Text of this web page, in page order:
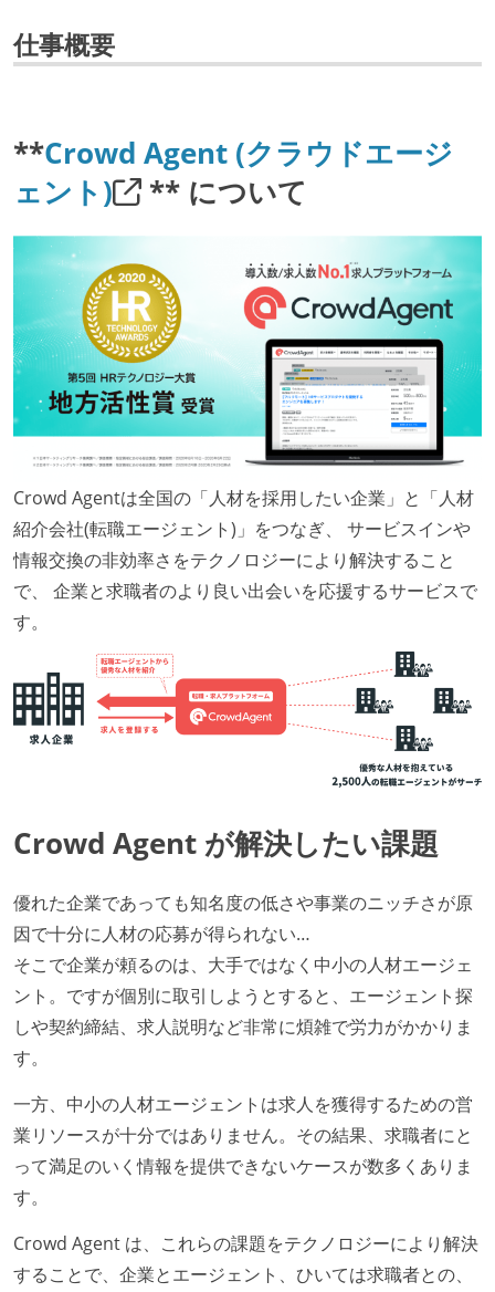
仕事概要
**Crowd Agent (クラウドエージ
ェント)
** について
Crowd Agentは全国の「人材を採用したい企業」と「人材
紹介会社(転職エージェント)」をつなぎ、 サービスインや
情報交換の非効率さをテクノロジーにより解決すること
で、 企業と求職者のより良い出会いを応援するサービスで
す。
Crowd Agent が解決したい課題
優れた企業であっても知名度の低さや事業のニッチさが原
因で十分に人材の応募が得られない…
そこで企業が頼るのは、大手ではなく中小の人材エージェ
ント。ですが個別に取引しようとすると、エージェント探
しや契約締結、求人説明など非常に煩雑で労力がかかりま
す。
一方、中小の人材エージェントは求人を獲得するための営
業リソースが十分ではありません。その結果、求職者にと
って満足のいく情報を提供できないケースが数多くありま
す。
Crowd Agent は、これらの課題をテクノロジーにより解決
することで、企業とエージェント、ひいては求職者との、